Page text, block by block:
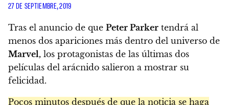
27 DE SEPTIEMBRE, 2019
Tras el anuncio de que Peter Parker tendrá al
menos dos apariciones más dentro del universo de
Marvel, los protagonistas de las últimas dos
películas del arácnido salieron a mostrar su
felicidad.
Pocos minutos después de que la noticia se haga